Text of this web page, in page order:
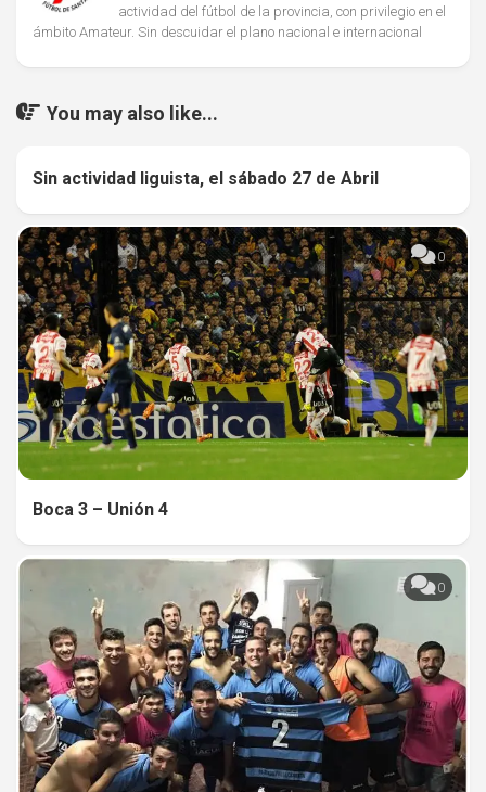
actividad del fútbol de la provincia, con privilegio en el
ámbito Amateur. Sin descuidar el plano nacional e internacional
You may also like...
Sin actividad liguista, el sábado 27 de Abril
0
Boca 3 – Unión 4
0